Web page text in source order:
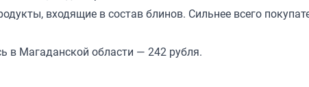
входящие в состав блинов. Сильнее всего
в Магаданской области — 242 рубля.